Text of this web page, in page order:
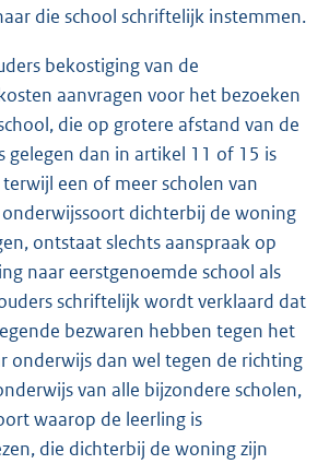
die school schriftelijk instemmen.
bekostiging van de
aanvragen voor het bezoeken
die op grotere afstand van de
gelegen dan in artikel 11 of 15 is
een of meer scholen van
dichterbij de woning
ontstaat slechts aanspraak op
naar eerstgenoemde school als
schriftelijk wordt verklaard dat
bezwaren hebben tegen het
onderwijs dan wel tegen de richting
van alle bijzondere scholen,
waarop de leerling is
die dichterbij de woning zijn